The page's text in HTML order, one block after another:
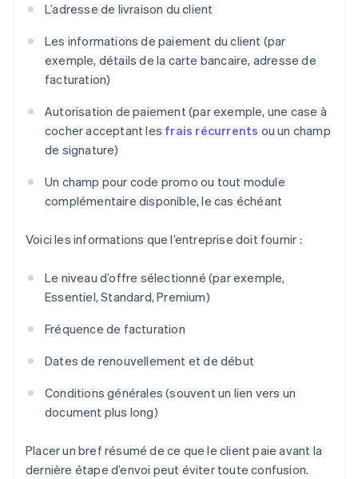
L’adresse de livraison du client
Les informations de paiement du client (par
exemple, détails de la carte bancaire, adresse de
facturation)
Autorisation de paiement (par exemple, une case à
cocher acceptant les frais récurrents ou un champ
de signature)
Un champ pour code promo ou tout module
complémentaire disponible, le cas échéant
Voici les informations que l’entreprise doit fournir :
Le niveau d’offre sélectionné (par exemple,
Essentiel, Standard, Premium)
Fréquence de facturation
Dates de renouvellement et de début
Conditions générales (souvent un lien vers un
document plus long)
Placer un bref résumé de ce que le client paie avant la
dernière étape d’envoi peut éviter toute confusion.